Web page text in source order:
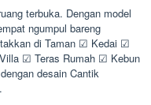
terbuka. Dengan model
ngumpul bareng
di Taman ☑ Kedai ☑
☑ Teras Rumah ☑ Kebun
desain Cantik